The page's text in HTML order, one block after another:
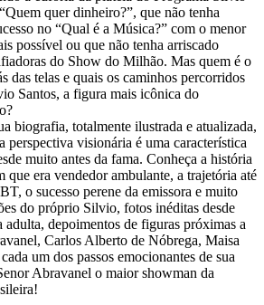
quer dinheiro?”, que não tenha
no “Qual é a Música?” com o menor
possível ou que não tenha arriscado
do Show do Milhão. Mas quem é o
das telas e quais os caminhos percorridos
Santos, a figura mais icônica do
biografia, totalmente ilustrada e atualizada,
perspectiva visionária é uma característica
muito antes da fama. Conheça a história
que era vendedor ambulante, a trajetória até
o sucesso perene da emissora e muito
do próprio Silvio, fotos inéditas desde
adulta, depoimentos de figuras próximas a
Carlos Alberto de Nóbrega, Maisa
um dos passos emocionantes de sua
Abravanel o maior showman da